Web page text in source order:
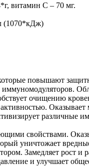
витамин С – 70 мг.
(1070*кДж)
повышают
очищению
различные
свойствами.
уничтожает
Замедляет рост
и улучшает